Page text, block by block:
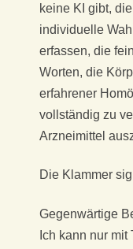
keine KI gibt,
individuelle
erfassen, die
Worten, die
erfahrener
vollständig zu
Arzneimittel
Die Klammer
Gegenwärtige
Ich kann nur